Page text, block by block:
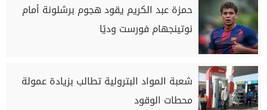
حمزة عبد الكريم يقود هجوم برشلونة أمام
نوتينجهام فورست وديًا
شعبة المواد البترولية تطالب بزيادة عمولة
محطات الوقود